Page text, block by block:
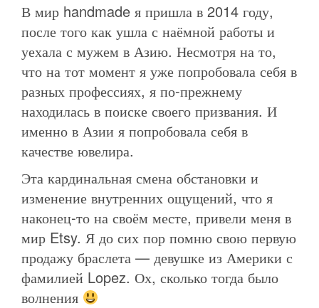
В мир handmade я пришла в 2014 году,
после того как ушла с наёмной работы и
уехала с мужем в Азию. Несмотря на то,
что на тот момент я уже попробовала себя в
разных профессиях, я по-прежнему
находилась в поиске своего призвания. И
именно в Азии я попробовала себя в
качестве ювелира.
Эта кардинальная смена обстановки и
изменение внутренних ощущений, что я
наконец-то на своём месте, привели меня в
мир Etsy. Я до сих пор помню свою первую
продажу браслета — девушке из Америки с
фамилией Lopez. Ох, сколько тогда было
волнения